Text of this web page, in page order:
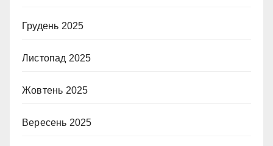
Грудень 2025
Листопад 2025
Жовтень 2025
Вересень 2025